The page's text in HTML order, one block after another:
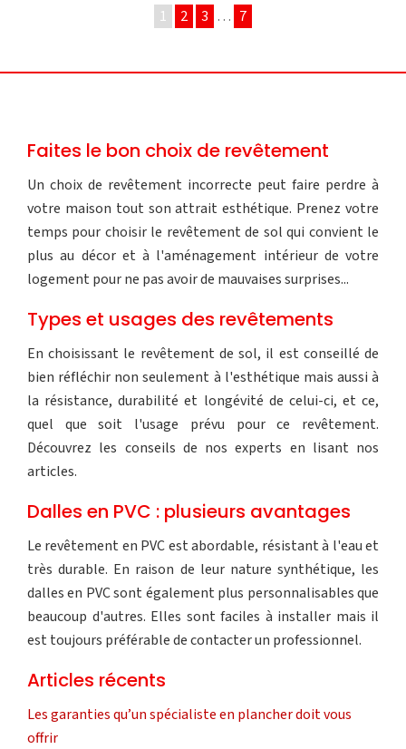
1 2 3 … 7
Faites le bon choix de revêtement
Un choix de revêtement incorrecte peut faire perdre à
votre maison tout son attrait esthétique. Prenez votre
temps pour choisir le revêtement de sol qui convient le
plus au décor et à l'aménagement intérieur de votre
logement pour ne pas avoir de mauvaises surprises...
Types et usages des revêtements
En choisissant le revêtement de sol, il est conseillé de
bien réfléchir non seulement à l'esthétique mais aussi à
la résistance, durabilité et longévité de celui-ci, et ce,
quel que soit l'usage prévu pour ce revêtement.
Découvrez les conseils de nos experts en lisant nos
articles.
Dalles en PVC : plusieurs avantages
Le revêtement en PVC est abordable, résistant à l'eau et
très durable. En raison de leur nature synthétique, les
dalles en PVC sont également plus personnalisables que
beaucoup d'autres. Elles sont faciles à installer mais il
est toujours préférable de contacter un professionnel.
Articles récents
Les garanties qu’un spécialiste en plancher doit vous
offrir